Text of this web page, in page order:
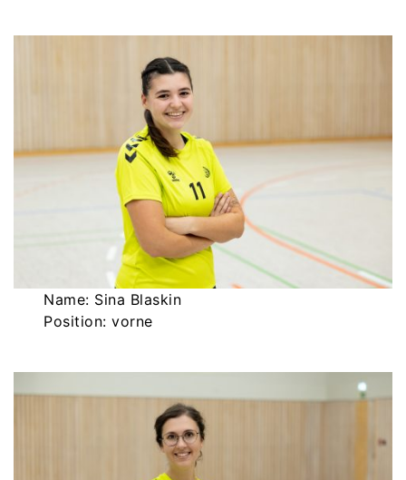
Name: Sina Blaskin
Position: vorne